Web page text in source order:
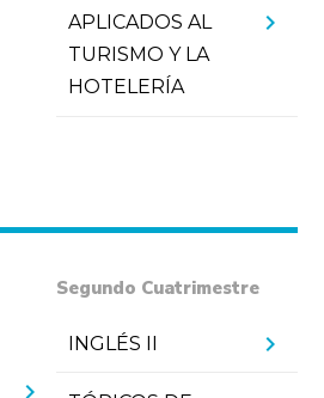
APLICADOS AL
TURISMO Y LA
HOTELERÍA
chevron_right
chevron_right
Segundo Cuatrimestre
INGLÉS II chevron_right